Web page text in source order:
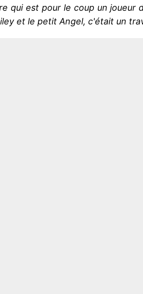
qui est pour le coup un joueur
et le petit Angel, c'était un